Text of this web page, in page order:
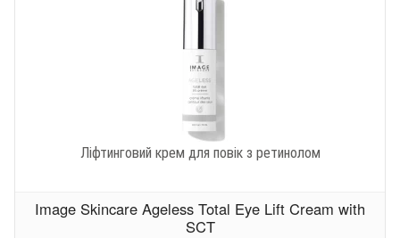
Ліфтинговий крем для повік з ретинолом
Image Skincare Ageless Total Eye Lift Cream with
SCT